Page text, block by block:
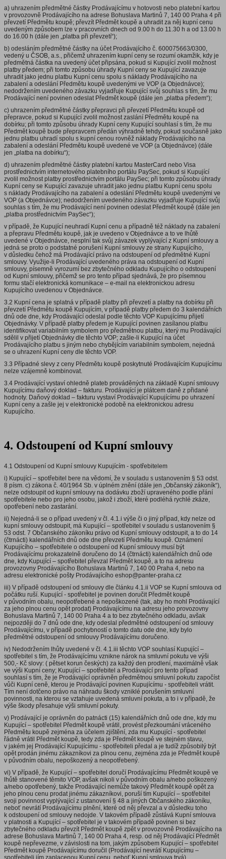
a) uhrazením předmětné částky Prodávajícímu v hotovosti nebo platební kartou
v provozovně Prodávajícího na adrese Bohuslava Martinů 7, 140 00 Praha 4 při
převzetí Předmětu koupě; převzít Předmět koupě a uhradit za něj kupní cenu
uvedeným způsobem lze v pracovních dnech od 9.00 h do 11.30 h a od 13.00 h
do 16.00 h (dále jen „platba při převzetí“);
b) odesláním předmětné částky na účet Prodávajícího č. 600075663/0300,
vedený u ČSOB, a.s., přičemž uhrazením kupní ceny se rozumí okamžik, kdy je
předmětná částka na uvedený účet připsána, pokud si Kupující zvolil možnost
platby předem; při tomto způsobu úhrady Kupní ceny se Kupující zavazuje
uhradit jako jednu platbu Kupní cenu spolu s náklady Prodávajícího na
zabalení a odeslání Předmětu koupě uvedenými ve VOP (a Objednávce);
nedodržením uvedeného závazku vyjadřuje Kupující svůj souhlas s tím, že mu
Prodávající není povinen odeslat Předmět koupě (dále jen „platba předem“);
c) uhrazením předmětné částky přepravci při převzetí Předmětu koupě od
přepravce, pokud si Kupující zvolil možnost zaslání Předmětu koupě na
dobírku; při tomto způsobu úhrady Kupní ceny Kupující souhlasí s tím, že mu
Předmět koupě bude přepravcem předán výhradně tehdy, pokud současně jako
jednu platbu uhradí spolu s kupní cenou rovněž náklady Prodávajícího na
zabalení a odeslání Předmětu koupě uvedené ve VOP (a Objednávce) (dále
jen „platba na dobírku“);
d) uhrazením předmětné částky platební kartou MasterCard nebo Visa
prostřednictvím internetového platebního portálu PaySec, pokud si Kupující
zvolil možnost platby prostřednictvím portálu PaySec; při tomto způsobu úhrady
Kupní ceny se Kupující zavazuje uhradit jako jednu platbu Kupní cenu spolu
s náklady Prodávajícího na zabalení a odeslání Předmětu koupě uvedenými ve
VOP (a Objednávce); nedodržením uvedeného závazku vyjadřuje Kupující svůj
souhlas s tím, že mu Prodávající není povinen odeslat Předmět koupě (dále jen
„platba prostřednictvím PaySec“);
v případě, že Kupující neuhradí Kupní cenu a případně též náklady na zabalení
a přepravu Předmětu koupě, jak je uvedeno v Objednávce a to ve lhůtě
uvedené v Objednávce, nesplní tak svůj závazek vyplývající z Kupní smlouvy a
jedná se proto o podstatné porušení Kupní smlouvy ze strany Kupujícího,
v důsledku čehož má Prodávající právo na odstoupení od předmětné Kupní
smlouvy. Využije-li Prodávající uvedeného práva na odstoupení od Kupní
smlouvy, písemně vyrozumí bez zbytečného odkladu Kupujícího o odstoupení
od Kupní smlouvy, přičemž se pro tento případ sjednává, že pro písemnou
formu stačí elektronická komunikace – e-mail na elektronickou adresu
Kupujícího uvedenou v Objednávce.
3.2 Kupní cena je splatná v případě platby při převzetí a platby na dobírku při
převzetí Předmětu koupě Kupujícím, v případě platby předem do 3 kalendářních
dnů ode dne, kdy Prodávající odeslal podle těchto VOP Kupujícímu přijetí
Objednávky. V případě platby předem je Kupující povinen zasílanou platbu
identifikovat variabilním symbolem pro předmětnou platbu, který mu Prodávající
sdělil v přijetí Objednávky dle těchto VOP; zašle-li Kupující na účet
Prodávajícího platbu s jiným nebo chybějícím variabilním symbolem, nejedná
se o uhrazení Kupní ceny dle těchto VOP.
3.3 Případné slevy z ceny Předmětu koupě poskytnuté Prodávajícím Kupujícímu
nelze vzájemně kombinovat.
3.4 Prodávající vystaví ohledně plateb prováděných na základě Kupní smlouvy
Kupujícímu daňový doklad – fakturu. Prodávající je plátcem daně z přidané
hodnoty. Daňový doklad – fakturu vystaví Prodávající Kupujícímu po uhrazení
Kupní ceny a zašle jej v elektronické podobě na elektronickou adresu
Kupujícího.
4. Odstoupení od Kupní smlouvy
4.1 Odstoupení od Kupní smlouvy Kupujícím - spotřebitelem
i) Kupující – spotřebitel bere na vědomí, že v souladu s ustanovením § 53 odst.
8 písm. c) zákona č. 40/1964 Sb. v úplném znění (dále jen „Občanský zákoník“),
nelze odstoupit od kupní smlouvy na dodávku zboží upraveného podle přání
spotřebitele nebo pro jeho osobu, jakož i zboží, které podléhá rychlé zkáze,
opotřebení nebo zastarání.
ii) Nejedná-li se o případ uvedený v čl. 4.1.i výše či o jiný případ, kdy nelze od
kupní smlouvy odstoupit, má Kupující – spotřebitel v souladu s ustanovením §
53 odst. 7 Občanského zákoníku právo od Kupní smlouvy odstoupit, a to do 14
(čtrnácti) kalendářních dnů ode dne převzetí Předmětu koupě. Oznámení
Kupujícího – spotřebitele o odstoupení od Kupní smlouvy musí být
Prodávajícímu prokazatelně doručeno do 14 (čtrnácti) kalendářních dnů ode
dne, kdy Kupující – spotřebitel převzal Předmět koupě, a to na adresu
provozovny Prodávajícího Bohuslava Martinů 7, 140 00 Praha 4, nebo na
adresu elektronické pošty Prodávajícího eshop@panter-praha.cz
iii) V případě odstoupení od smlouvy dle článku 4.1.ii VOP se Kupní smlouva od
počátku ruší. Kupující - spotřebitel je povinen doručit Předmět koupě
v původním obalu, neopotřebené a nepoškozené (tak, aby ho mohl Prodávající
za jeho plnou cenu opět prodat) Prodávajícímu na adresu jeho provozovny
Bohuslava Martinů 7, 140 00 Praha 4 a to bez zbytečného odkladu, avšak
nejpozději do 7 dnů ode dne, kdy odeslal předmětné odstoupení od smlouvy
Prodávajícímu, v případě pochybností o tomto datu ode dne, kdy bylo
předmětné odstoupení od smlouvy Prodávajícímu doručeno.
iv) Nedodržením lhůty uvedené v čl. 4.1.iii těchto VOP souhlasí Kupující –
spotřebitel s tím, že Prodávajícímu vznikne nárok na smluvní pokutu ve výši
500,- Kč slovy: ( pětset korun českých) za každý den prodlení, maximálně však
ve výši Kupní ceny; Kupující – spotřebitel a Prodávající pro tento případ
souhlasí s tím, že je Prodávající oprávněn předmětnou smluvní pokutu započíst
vůči Kupní ceně, kterou je Prodávající povinen Kupujícímu - spotřebiteli vrátit.
Tím není dotčeno právo na náhradu škody vzniklé porušením smluvní
povinnosti, na kterou se vztahuje uvedená smluvní pokuta, a to i v případě, že
výše škody přesahuje výši smluvní pokuty.
v) Prodávající je oprávněn do patnácti (15) kalendářních dnů ode dne, kdy mu
Kupující – spotřebitel Předmět koupě vrátil, provést přezkoumání vráceného
Předmětu koupě zejména za účelem zjištění, zda mu Kupující - spotřebitel
řádně vrátil Předmět koupě, tedy zda je Předmět koupě ve stejném stavu,
v jakém jej Prodávající Kupujícímu - spotřebiteli předal a je tudíž způsobilý být
opět prodán jinému zákazníkovi za plnou cenu, zejména zda je Předmět koupě
v původním obalu, nepoškozený a neopotřebený.
vi) V případě, že Kupující – spotřebitel doručí Prodávajícímu Předmět koupě ve
lhůtě stanovené těmito VOP, avšak nikoli v původním obalu a/nebo poškozený
a/nebo opotřebený, takže Prodávající nemůže takový Předmět koupě opět za
jeho plnou cenu prodat jinému zákazníkovi, poruší tím Kupující – spotřebitel
svoji povinnost vyplývající z ustanovení § 48 a jiných Občanského zákoníku,
neboť nevrátí Prodávajícímu plnění, které od něj převzal a v důsledku toho
k odstoupení od smlouvy nedojde. V takovém případě zůstává Kupní smlouva
v platnosti a Kupující – spotřebitel je v takovém případě povinen si bez
zbytečného odkladu převzít Předmět koupě zpět v provozovně Prodávajícího na
adrese Bohuslava Martinů 7, 140 00 Praha 4, resp. od něj Prodávající Předmět
koupě nepřevezme, v závislosti na tom, jakým způsobem Kupující – spotřebitel
Předmět koupě Prodávajícímu doručil (Prodávající nevrátí Kupujícímu –
spotřebiteli jím zaplacenou Kupní cenu, neboť Kupní smlouva trvá).